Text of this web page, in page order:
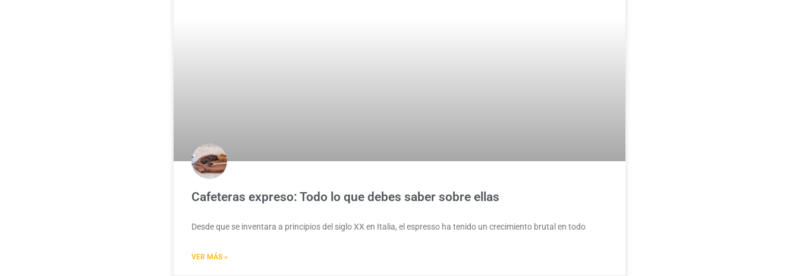
Cafeteras expreso: Todo lo que debes saber sobre ellas
Desde que se inventara a principios del siglo XX en Italia, el espresso ha tenido un crecimiento brutal en todo
VER MÁS »